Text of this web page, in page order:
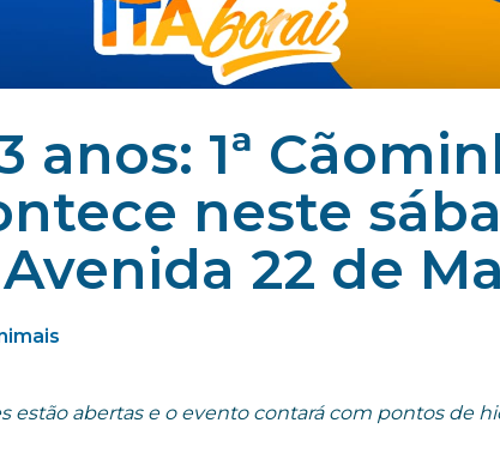
anos: 1ª
neste
22 de
estão abertas e o evento contará com pontos de